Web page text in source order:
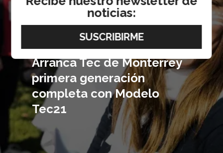
Arranca Tec de Monterrey
primera generación
completa con Modelo
Tec21
noticias: